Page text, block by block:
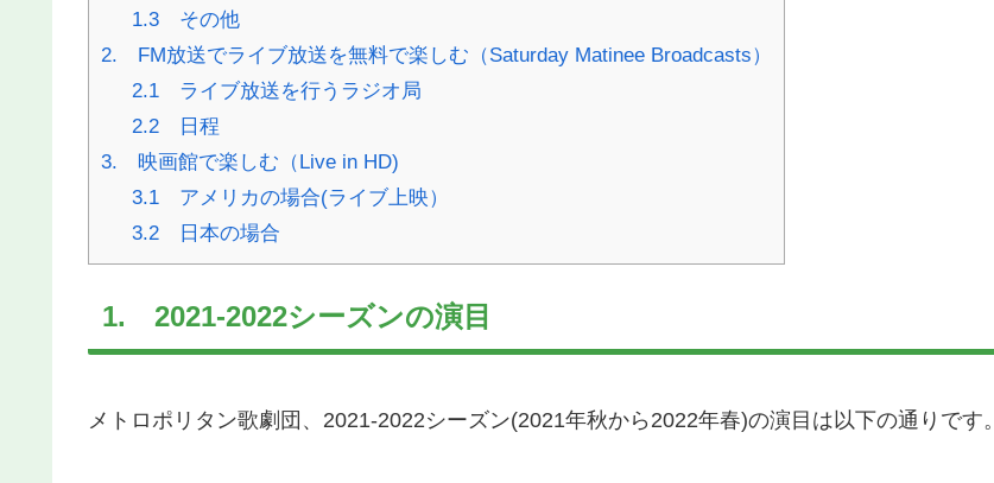
1.3 その他
2. FM放送でライブ放送を無料で楽しむ（Saturday Matinee Broadcasts）
2.1 ライブ放送を行うラジオ局
2.2 日程
3. 映画館で楽しむ（Live in HD)
3.1 アメリカの場合(ライブ上映）
3.2 日本の場合
1. 2021-2022シーズンの演目
メトロポリタン歌劇団、2021-2022シーズン(2021年秋から2022年春)の演目は以下の通りです。